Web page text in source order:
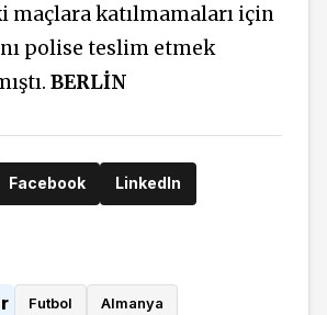
maçlara katılmamaları için
polise teslim etmek
BERLİN
Facebook LinkedIn
Futbol Almanya